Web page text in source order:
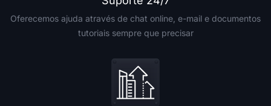
Oferecemos ajuda através de chat online, e-mail e documentos
tutoriais sempre que precisar